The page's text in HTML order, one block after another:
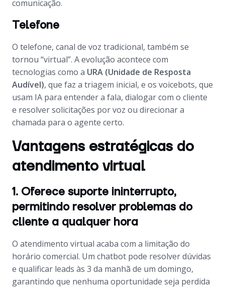
comunicação.
Telefone
O telefone, canal de voz tradicional, também se
tornou “virtual”. A evolução acontece com
tecnologias como a URA (Unidade de Resposta
Audível), que faz a triagem inicial, e os voicebots, que
usam IA para entender a fala, dialogar com o cliente
e resolver solicitações por voz ou direcionar a
chamada para o agente certo.
Vantagens estratégicas do
atendimento virtual
1. Oferece suporte ininterrupto,
permitindo resolver problemas do
cliente a qualquer hora
O atendimento virtual acaba com a limitação do
horário comercial. Um chatbot pode resolver dúvidas
e qualificar leads às 3 da manhã de um domingo,
garantindo que nenhuma oportunidade seja perdida